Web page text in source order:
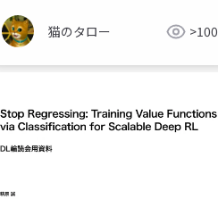
猫のタロー >100